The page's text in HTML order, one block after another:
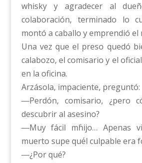
whisky y agradecer al
colaboración, terminado lo
montó a caballo y emprendió el
Una vez que el preso quedó
calabozo, el comisario y el
en la oficina.
Arzásola, impaciente, preguntó:
―Perdón, comisario, ¿pero
descubrir al asesino?
―Muy fácil m΄hijo… Apenas
muerto supe qu΄el culpable era
―¿Por qué?